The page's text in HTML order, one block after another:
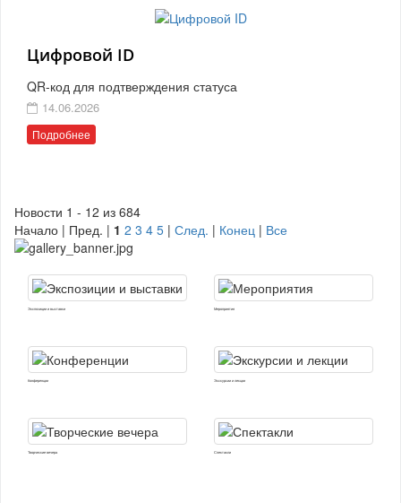
Цифровой ID
QR-код для подтверждения статуса
14.06.2026
Подробнее
Новости 1 - 12 из 684
Начало | Пред. | 1 2 3 4 5 | След. | Конец | Все
Экспозиции и выставки Мероприятия
Конференции Экскурсии и лекции
Творческие вечера Спектакли